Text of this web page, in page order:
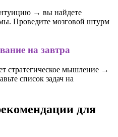
→ вы найдете
Проведите мозговой штурм
на завтра
стратегическое мышление →
список задач на
для